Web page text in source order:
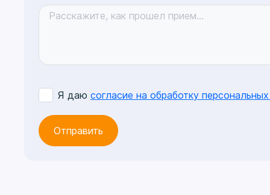
Я даю согласие на обработку